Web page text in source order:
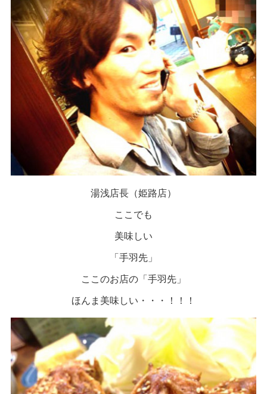
湯浅店長（姫路店）
ここでも
美味しい
「手羽先」
ここのお店の「手羽先」
ほんま美味しい・・・！！！